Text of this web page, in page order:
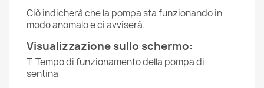
Ciò indicherà che la pompa sta funzionando in
modo anomalo e ci avviserà.
Visualizzazione sullo schermo:
T: Tempo di funzionamento della pompa di
sentina